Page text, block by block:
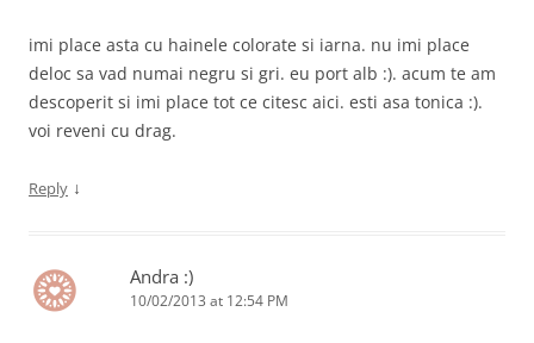
imi place asta cu hainele colorate si iarna. nu imi place
deloc sa vad numai negru si gri. eu port alb :). acum te am
descoperit si imi place tot ce citesc aici. esti asa tonica :).
voi reveni cu drag.
Reply ↓
Andra :)
10/02/2013 at 12:54 PM